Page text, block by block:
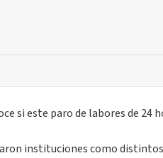
si este paro de labores de
instituciones como